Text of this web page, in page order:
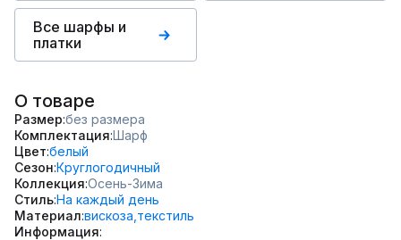
Все шарфы и
платки
О товаре
Размер без размера
Комплектация Шарф
Цвет белый
Сезон Круглогодичный
Коллекция Осень-Зима
СтильНа каждый день
Материал вискоза, текстиль
Информация